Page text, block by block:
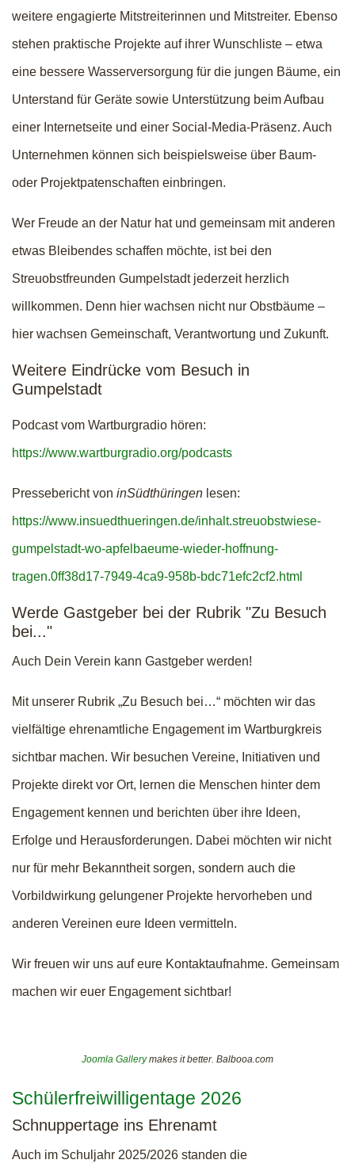
weitere engagierte Mitstreiterinnen und Mitstreiter. Ebenso
stehen praktische Projekte auf ihrer Wunschliste – etwa
eine bessere Wasserversorgung für die jungen Bäume, ein
Unterstand für Geräte sowie Unterstützung beim Aufbau
einer Internetseite und einer Social-Media-Präsenz. Auch
Unternehmen können sich beispielsweise über Baum-
oder Projektpatenschaften einbringen.
Wer Freude an der Natur hat und gemeinsam mit anderen
etwas Bleibendes schaffen möchte, ist bei den
Streuobstfreunden Gumpelstadt jederzeit herzlich
willkommen. Denn hier wachsen nicht nur Obstbäume –
hier wachsen Gemeinschaft, Verantwortung und Zukunft.
Weitere Eindrücke vom Besuch in
Gumpelstadt
Podcast vom Wartburgradio hören:
https://www.wartburgradio.org/podcasts
Pressebericht von inSüdthüringen lesen:
https://www.insuedthueringen.de/inhalt.streuobstwiese-
gumpelstadt-wo-apfelbaeume-wieder-hoffnung-
tragen.0ff38d17-7949-4ca9-958b-bdc71efc2cf2.html
Werde Gastgeber bei der Rubrik "Zu Besuch
bei..."
Auch Dein Verein kann Gastgeber werden!
Mit unserer Rubrik „Zu Besuch bei…“ möchten wir das
vielfältige ehrenamtliche Engagement im Wartburgkreis
sichtbar machen. Wir besuchen Vereine, Initiativen und
Projekte direkt vor Ort, lernen die Menschen hinter dem
Engagement kennen und berichten über ihre Ideen,
Erfolge und Herausforderungen. Dabei möchten wir nicht
nur für mehr Bekanntheit sorgen, sondern auch die
Vorbildwirkung gelungener Projekte hervorheben und
anderen Vereinen eure Ideen vermitteln.
Wir freuen wir uns auf eure Kontaktaufnahme. Gemeinsam
machen wir euer Engagement sichtbar!
Joomla Gallerymakes it better. Balbooa.com
Schülerfreiwilligentage 2026
Schnuppertage ins Ehrenamt
Auch im Schuljahr 2025/2026 standen die